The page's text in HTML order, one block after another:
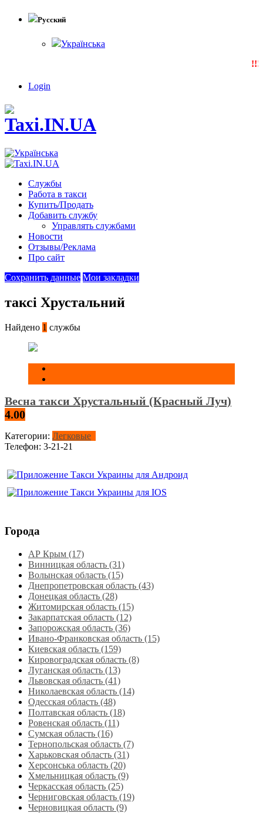
Русский
Українська
Login
Службы
Работа в такси
Купить/Продать
Добавить службу
Управлять службами
Новости
Отзывы/Реклама
Про сайт
Сохранить данные Мои закладки
таксі Хрустальний
Найдено 1 службы
Весна такси Хрустальный (Красный Луч)
4.00
Категории: Легковые
Телефон: 3-21-21
Города
АР Крым (17)
Винницкая область (31)
Волынская область (15)
Днепропетровская область‎ (43)
Донецкая область (28)
Житомирская область (15)
Закарпатская область (12)
Запорожская область (36)
Ивано-Франковская область (15)
Киевская область (159)
Кировоградская область (8)
Луганская область‎ (13)
Львовская область‎ (41)
Николаевская область‎ (14)
Одесская область‎ (48)
Полтавская область (18)
Ровенская область‎ (11)
Сумская область‎ (16)
Тернопольская область‎ (7)
Харьковская область‎ (31)
Херсонська область‎ (20)
Хмельницкая область‎ (9)
Черкасская область‎ (25)
Черниговская область (19)
Черновицкая область (9)